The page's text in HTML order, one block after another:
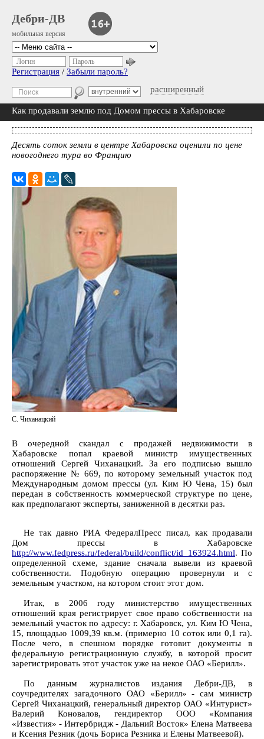
Дебри-ДВ
мобильная версия
расширенный
Логин Пароль
Регистрация / Забыли пароль?
Как продавали землю под Домом прессы в Хабаровске
Десять соток земли в центре Хабаровска оценили по цене
новогоднего тура во Францию
С. Чиханацкий
В очередной скандал с продажей недвижимости в
Хабаровске попал краевой министр имущественных
отношений Сергей Чиханацкий. За его подписью вышло
распоряжение № 669, по которому земельный участок под
Международным домом прессы (ул. Ким Ю Чена, 15) был
передан в собственность коммерческой структуре по цене,
как предполагают эксперты, заниженной в десятки раз.
Не так давно РИА ФедералПресс писал, как продавали
Дом прессы в Хабаровске
http://www.fedpress.ru/federal/build/conflict/id_163924.html. По
определенной схеме, здание сначала вывели из краевой
собственности. Подобную операцию провернули и с
земельным участком, на котором стоит этот дом.
Итак, в 2006 году министерство имущественных
отношений края регистрирует свое право собственности на
земельный участок по адресу: г. Хабаровск, ул. Ким Ю Чена,
15, площадью 1009,39 кв.м. (примерно 10 соток или 0,1 га).
После чего, в спешном порядке готовит документы в
федеральную регистрационную службу, в которой просит
зарегистрировать этот участок уже на некое ОАО «Берилл».
По данным журналистов издания Дебри-ДВ, в
соучредителях загадочного ОАО «Берилл» - сам министр
Сергей Чиханацкий, генеральный директор ОАО «Интурист»
Валерий Коновалов, гендиректор ООО «Компания
«Известия» - Интербридж - Дальний Восток» Елена Матвеева
и Ксения Резник (дочь Бориса Резника и Елены Матвеевой).